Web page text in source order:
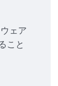
ェア
こと